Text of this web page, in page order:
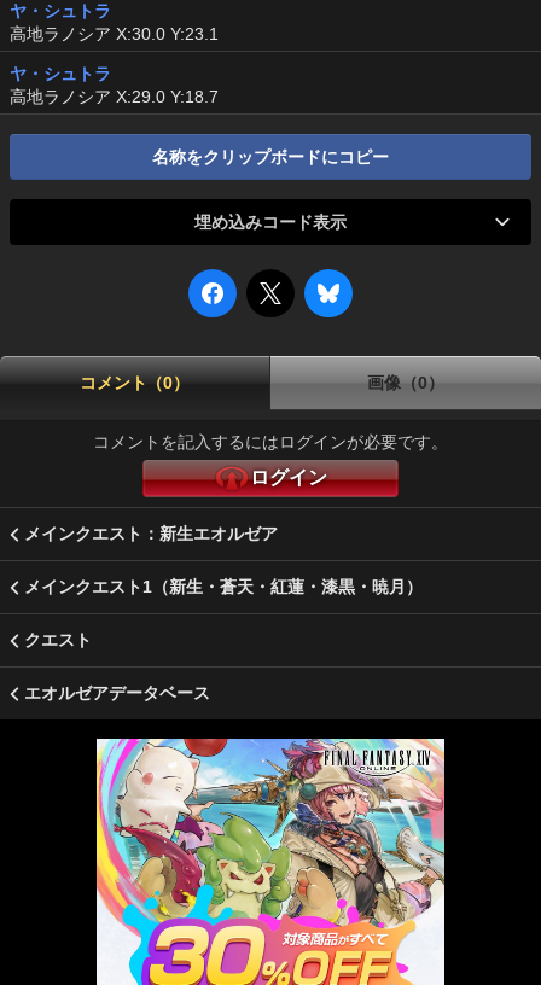
ヤ・シュトラ
高地ラノシア X:30.0 Y:23.1
ヤ・シュトラ
高地ラノシア X:29.0 Y:18.7
名称をクリップボードにコピー
埋め込みコード表示
コメント（0） 画像（0）
コメントを記入するにはログインが必要です。
ログイン
メインクエスト：新生エオルゼア
メインクエスト1（新生・蒼天・紅蓮・漆黒・暁月）
クエスト
エオルゼアデータベース